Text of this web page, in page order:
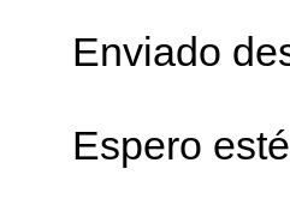
Enviado
Espero